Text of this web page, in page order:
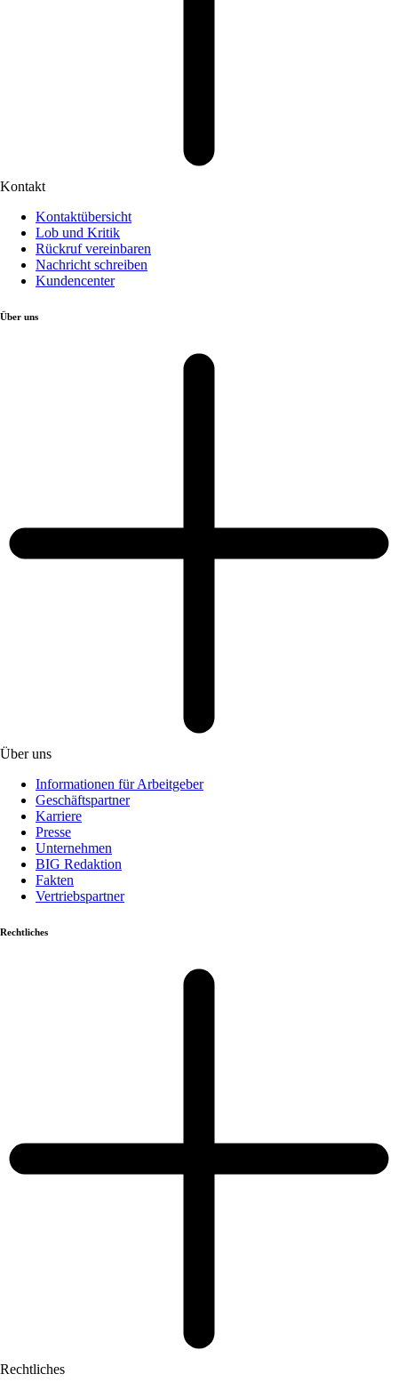
Kontakt
Kontaktübersicht
Lob und Kritik
Rückruf vereinbaren
Nachricht schreiben
Kundencenter
Über uns
Über uns
Informationen für Arbeitgeber
Geschäftspartner
Karriere
Presse
Unternehmen
BIG Redaktion
Fakten
Vertriebspartner
Rechtliches
Rechtliches